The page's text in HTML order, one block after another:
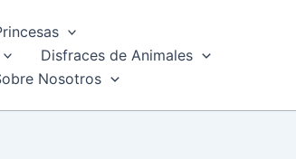
Disfraces de Animales
Nosotros